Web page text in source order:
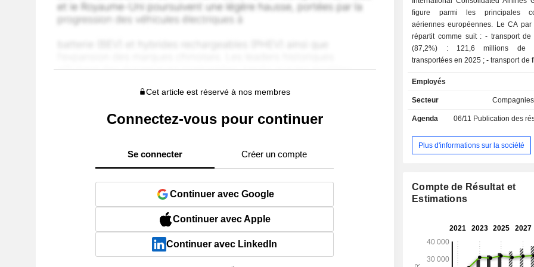
Cet article est réservé à nos membres
Connectez-vous pour continuer
Se connecter Créer un compte
Continuer avec Google
Continuer avec Apple
Continuer avec LinkedIn
figure parmi les principales
aériennes européennes. Le CA par
répartit comme suit : - transport de passagers
(87,2%) : 121,6 millions de
transportées en 2025 ; - transport de fret (3,7%) ;
de manutention, distribution de
réservation informatique, etc. A fin 2025, le
répartition géographique du CA est la
Unis (16,4%) et autres (28,9%).
Employés
Secteur
Agenda 06/11 Publication des résultats
Plus d'informations sur la société
Compte de Résultat et
Estimations